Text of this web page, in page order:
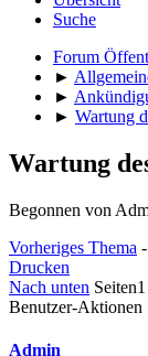
Suche
Forum
►
►
► Wartung
Wartung
Begonnen von
Vorheriges Thema -
Drucken
Nach unten Seiten1
Benutzer-Aktionen
Admin